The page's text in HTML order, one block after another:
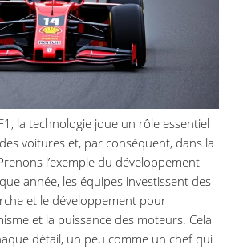
la technologie joue un rôle essentiel
voitures et, par conséquent, dans la
l’exemple du développement
année, les équipes investissent des
et le développement pour
et la puissance des moteurs. Cela
détail, un peu comme un chef qui